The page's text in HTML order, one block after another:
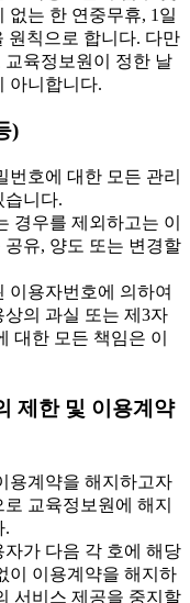
없는 한 연중무휴, 1일
원칙으로 합니다. 다만
육정보원이 정한 날
아니합니다.
)
호에 대한 모든 관리
습니다.
경우를 제외하고는 이
유, 양도 또는 변경할
용자번호에 의하여
의 과실 또는 제3자
대한 모든 책임은 이
제한 및 이용계약
계약을 해지하고자
교육정보원에 해지
.
가 다음 각 호에 해당
이 이용계약을 해지하
서비스 제공을 중지할